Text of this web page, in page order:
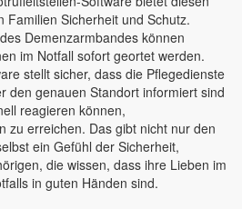
Familien Sicherheit und Schutz.
Demenzarmbandes können
im Notfall sofort geortet werden.
stellt sicher, dass die Pflegedienste
den genauen Standort informiert sind
reagieren können,
zu erreichen. Das gibt nicht nur den
ein Gefühl der Sicherheit,
die wissen, dass ihre Lieben im
in guten Händen sind.